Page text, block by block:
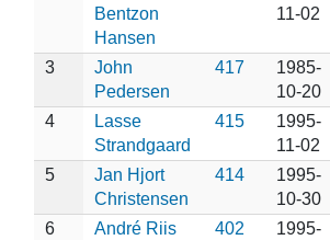
Bentzon
Hansen
11-02
3
John
Pedersen
417
1985-
10-20
4
Lasse
Strandgaard
415
1995-
11-02
5
Jan Hjort
Christensen
414
1995-
10-30
6
André Riis
402
1995-